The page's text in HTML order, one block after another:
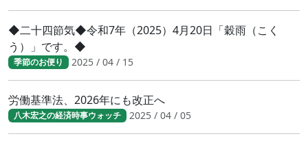
◆二十四節気◆令和7年（2025）4月20日「穀雨（こく
う）」です。◆
季節のお便り 2025 / 04 / 15
労働基準法、2026年にも改正へ
八木宏之の経済時事ウォッチ 2025 / 04 / 05